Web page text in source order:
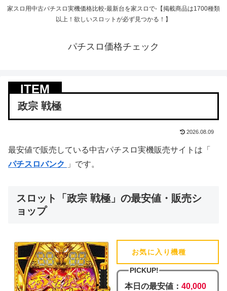
家スロ用中古パチスロ実機価格比較-最新台を家スロで-【掲載商品は1700種類
以上！欲しいスロットが必ず見つかる！】
パチスロ価格チェック
政宗 戦極
2026.08.09
最安値で販売している中古パチスロ実機販売サイトは「
パチスロバンク
」です。
スロット「政宗 戦極」の最安値・販売シ
ョップ
お気に入り機種
PICKUP!
本日の最安値： 40,000